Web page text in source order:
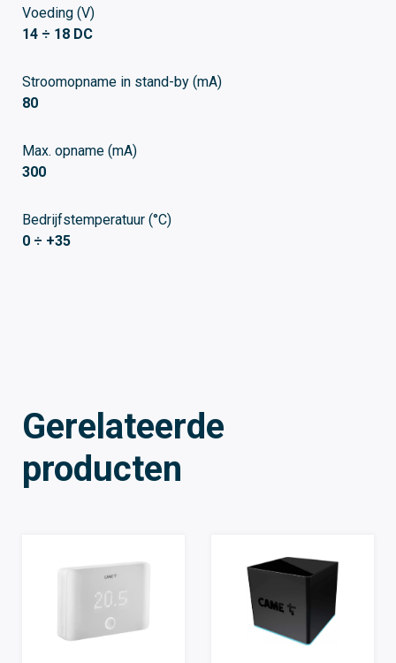
Voeding (V)
14 ÷ 18 DC
Stroomopname in stand-by (mA)
80
Max. opname (mA)
300
Bedrijfstemperatuur (°C)
0 ÷ +35
Gerelateerde
producten